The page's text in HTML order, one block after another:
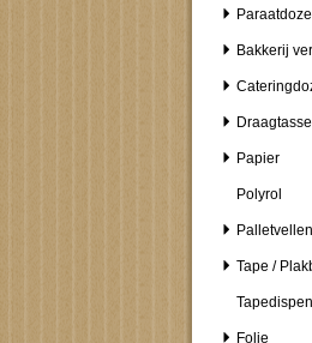
Bakkerij
Papier
Polyrol
Tape /
Folie